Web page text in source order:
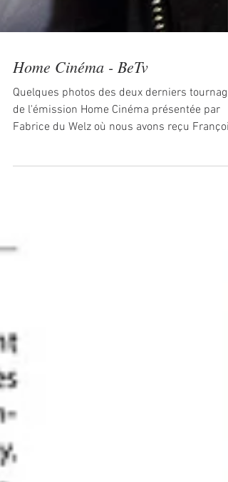
Home Cinéma - BeTv
Quelques photos des deux derniers
de l'émission Home Cinéma présentée par
Damiens,...